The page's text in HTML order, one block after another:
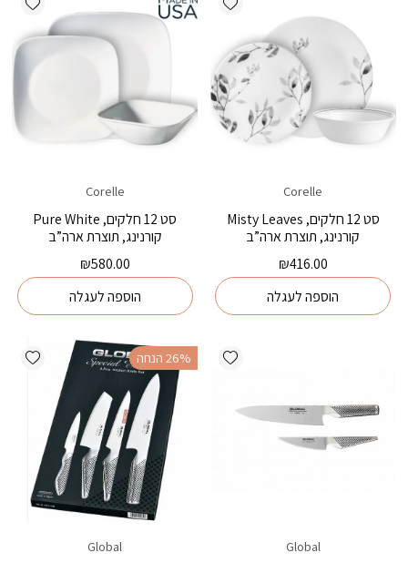
Corelle
סט 12 חלקים, Misty Leaves
קורנינג, תוצרת ארה”ב
₪416.00
הוספה לעגלה
Corelle
סט 12 חלקים, Pure White
קורנינג, תוצרת ארה”ב
₪580.00
הוספה לעגלה
Add wishlist
Global
‫26% הנחה
Global